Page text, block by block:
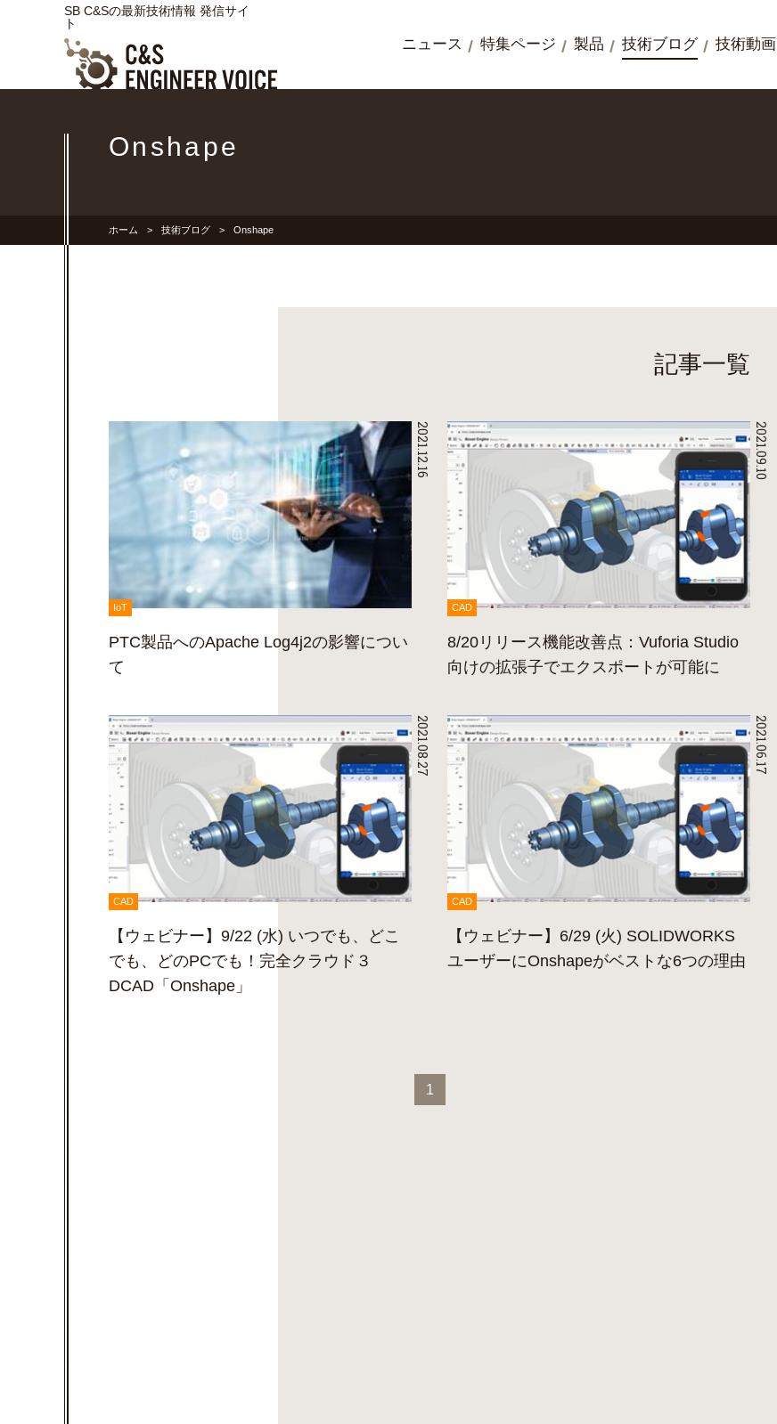
SB C&Sの最新技術情報 発信サイ
ト
ニュース 特集ページ 製品 技術ブログ 技術動画
Onshape
ホーム 技術ブログ Onshape
記事一覧
2021.12.16
IoT
PTC製品へのApache Log4j2の影響につい
て
2021.09.10
CAD
8/20リリース機能改善点：Vuforia Studio
向けの拡張子でエクスポートが可能に
2021.08.27
CAD
【ウェビナー】9/22 (水) いつでも、どこ
でも、どのPCでも！完全クラウド３
DCAD「Onshape」
2021.06.17
CAD
【ウェビナー】6/29 (火) SOLIDWORKS
ユーザーにOnshapeがベストな6つの理由
1